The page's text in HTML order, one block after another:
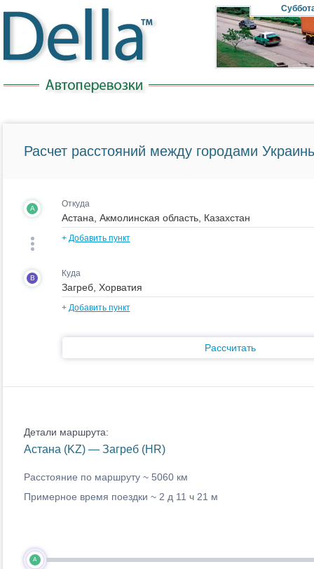
Расчет расстояний между городами
A Откуда
+ Добавить пункт
B Куда
+ Добавить пункт
Рассчитать
Детали маршрута:
Астана (KZ) — Загреб (HR)
Расстояние по маршруту ~ 5060 км
Примерное время поездки ~ 2 д 11 ч 21 м
A